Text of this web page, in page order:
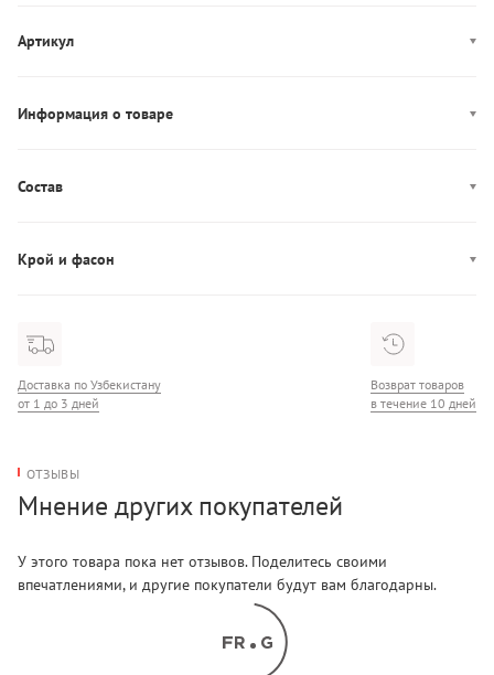
Артикул
Информация о товаре
Декор: принт-лого
Состав
Крой и фасон
Доставка по Узбекистану
от 1 до 3 дней
Возврат товаров
в течение 10 дней
ОТЗЫВЫ
Мнение других покупателей
У этого товара пока нет отзывов. Поделитесь своими
впечатлениями, и другие покупатели будут вам благодарны.